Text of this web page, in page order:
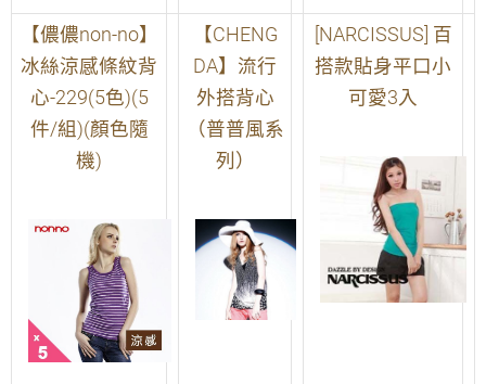
【儂儂non-no】
冰絲涼感條紋背
心-229(5色)(5
件/組)(顏色隨
機)
【CHENG
DA】流行
外搭背心
（普普風系
列）
[NARCISSUS] 百
搭款貼身平口小
可愛3入